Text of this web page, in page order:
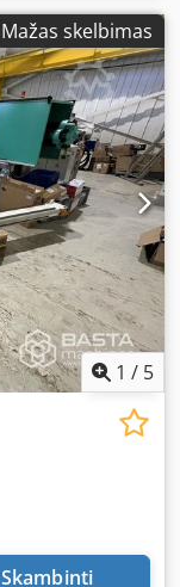
Mažas skelbimas
1 / 5
Skambinti